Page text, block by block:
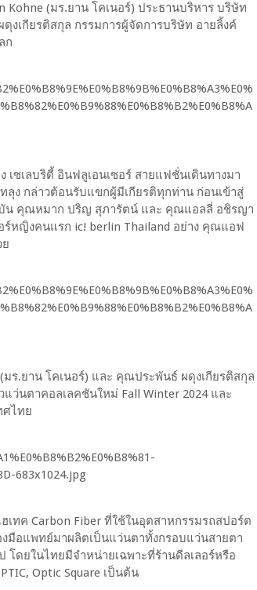
Kohne (มร.ยาน โคเนอร์) ประธานบริหาร บริษัท
งเกียรติสกุล กรรมการผู้จัดการบริษัท อายลิ้งค์
ก
เซเลบริตี้ อินฟลูเอนเซอร์ สายแฟชั่นเดินทางมา
ง กล่าวต้อนรับแขกผู้มีเกียรติทุกท่าน ก่อนเข้าสู่
บัน คุณหมาก ปริญ สุภารัตน์ และ คุณแอลลี่ อชิรญา
หญิงคนแรก ic! berlin Thailand อย่าง คุณแอฟ
ร.ยาน โคเนอร์) และ คุณประพันธ์ ผดุงเกียรติสกุล
ว่นตาคอลเลคชันใหม่ Fall Winter 2024 และ
ศไทย
ทค Carbon Fiber ที่ใช้ในอุตสาหกรรมรถสปอร์ต
มือแพทย์มาผลิตเป็นแว่นตาทั้งกรอบแว่นสายตา
ดยในไทยมีจำหน่ายเฉพาะที่ร้านดีลเลอร์หรือ
Optic Square เป็นต้น